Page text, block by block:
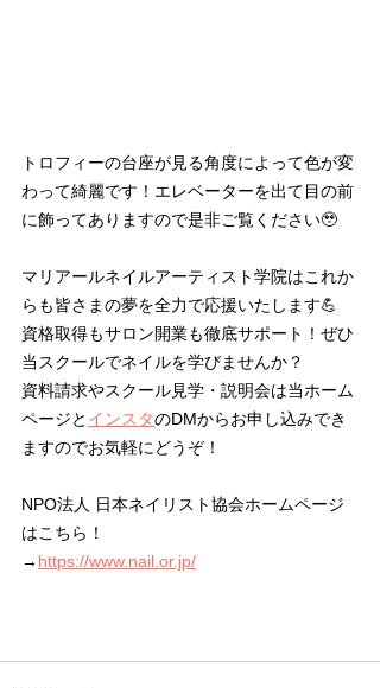
トロフィーの台座が見る角度によって色が変
わって綺麗です！エレベーターを出て目の前
に飾ってありますので是非ご覧ください🥹
マリアールネイルアーティスト学院はこれか
らも皆さまの夢を全力で応援いたします💪
資格取得もサロン開業も徹底サポート！ぜひ
当スクールでネイルを学びませんか？
資料請求やスクール見学・説明会は当ホーム
ページと インスタのDMからお申し込みでき
ますのでお気軽にどうぞ！
NPO法人 日本ネイリスト協会ホームページ
はこちら！
→ https://www.nail.or.jp/